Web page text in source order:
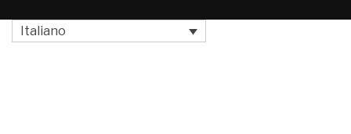
Italiano